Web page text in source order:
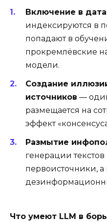
Включение в
индексируются в
попадают в
прокремлёвские
модели.
Создание
источников —
размещается на
эффект
Размытие
генерации текстов
первоисточники,
Что умеют LLM в